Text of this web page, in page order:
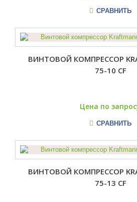
СРАВНИТЬ
ВИНТОВОЙ КОМПРЕССОР
75-10 CF
Цена по
СРАВНИТЬ
ВИНТОВОЙ КОМПРЕССОР
75-13 CF